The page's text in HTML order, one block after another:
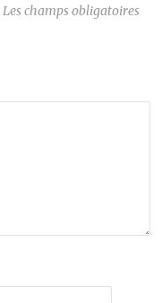
Les champs obligatoires